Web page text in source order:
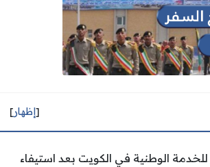
[إظهار]
الوطنية في الكويت بعد استيفاء